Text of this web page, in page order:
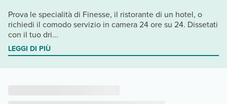
Prova le specialità di Finesse, il ristorante di un hotel, o
richiedi il comodo servizio in camera 24 ore su 24. Dissetati
con il tuo dri...
LEGGI DI PIÙ